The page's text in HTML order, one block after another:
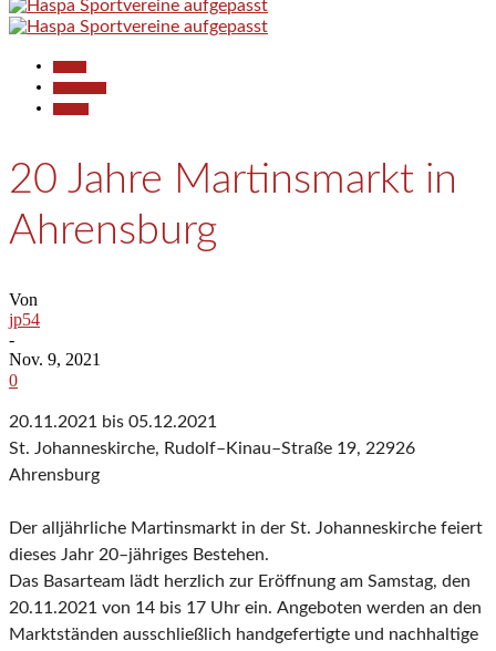
20 Jahre Martinsmarkt in
Ahrensburg
Von
jp54
-
Nov. 9, 2021
0
20.11.2021 bis 05.12.2021
St. Johanneskirche, Rudolf– Kinau–Straße 19, 22926
Ahrensburg
Der alljährliche Martinsmarkt in der St. Johanneskirche feiert
dieses Jahr 20–jähriges Bestehen.
Das Basarteam lädt herzlich zur Eröffnung am Samstag, den
20.11.2021 von 14 bis 17 Uhr ein. Angeboten werden an den
Marktständen ausschließlich handgefertigte und nachhaltige